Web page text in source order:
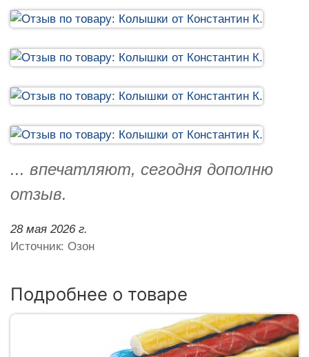
... впечатляют, сегодня дополню
отзыв.
28 мая 2026 г.
Источник: Озон
Подробнее о товаре